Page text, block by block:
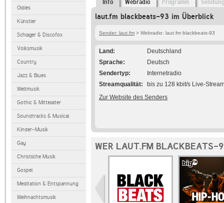
Oldies
Künstler
Schlager & Discofox
Volksmusik
Country
Jazz & Blues
Weltmusik
Gothic & Mittelalter
Soundtracks & Musical
Kinder-Musik
Gay
Christliche Musik
Gospel
Meditation & Entspannung
Weihnachtsmusik
Info Webradio Programm
laut.fm blackbeats-93 im Überblick
Sender: laut.fm > Webradio: laut.fm blackbeats-93
Land
Deutschland
Sprache
Deutsch
Sendertyp
Internetradio
Streamqualität
bis zu 128 kbit/s Live-
Zur Website des Senders
WER LAUT.FM BLACKBEATS-